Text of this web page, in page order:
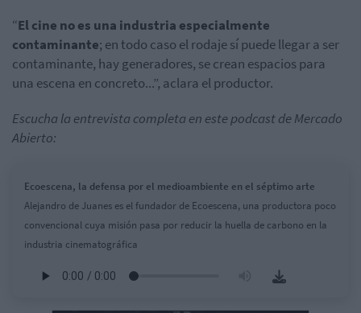
“El cine no es una industria especialmente
contaminante; en todo caso el rodaje sí puede llegar a ser
contaminante, hay generadores, se crean espacios para
una escena en concreto...”, aclara el productor.
Escucha la entrevista completa en este podcast de Mercado
Abierto:
Ecoescena, la defensa por el medioambiente en el séptimo arte
Alejandro de Juanes es el fundador de Ecoescena, una productora poco
convencional cuya misión pasa por reducir la huella de carbono en la
industria cinematográfica